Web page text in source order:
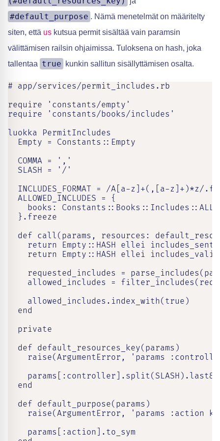
#default_purpose . Nämä menetelmät on määritelty
siten, että us kutsua permit sisältää vain paramsin
välittämisen railsin ohjaimissa. Tuloksena on hash, joka
tallentaa true kunkin sallitun sisällyttämisen osalta.
# app/services/permit_includes.rb
require 'constants/empty'
require 'constants/books/includes'
luokka PermitIncludes
  Empty = Constants::Empty
  COMMA = ','
  SLASH = '/'
INCLUDES_FORMAT = /A[a-z]+(,[a-z]+)*z/
  ALLOWED_INCLUDES = {
books:
  }.freeze
def call(params, resources:
return Empty::HASH ellei
return Empty::HASH ellei
requested_includes =
allowed_includes =
    allowed_includes.index_with(true)
  end
  private
  def default_resources_key(params)
raise(ArgumentError, 'params
  end
  def default_purpose(params)
raise(ArgumentError, 'params :action
    params[:action].to_sym